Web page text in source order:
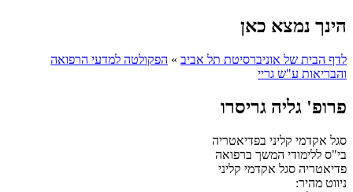
הינך נמצא כאן
לדף הבית של אוניברסיטת תל אביב » הפקולטה למדעי הרפואה
והבריאות ע"ש גריי
פרופ' גליה גריסרו
סגל אקדמי קליני בפדיאטריה
בי"ס ללימודי המשך ברפואה
פדיאטריה סגל אקדמי קליני
ניווט מהיר: